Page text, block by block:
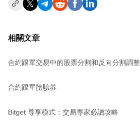
相關文章
合約跟單交易中的股票分割和反向分割調整
合約跟單體驗券
Bitget 尊享模式：交易專家必讀攻略